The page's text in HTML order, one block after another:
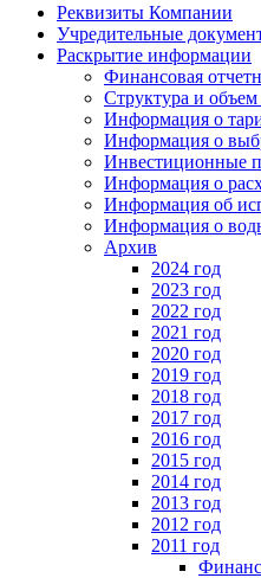
Реквизиты Компании
Учредительные
Раскрытие информации
Финансовая
Структура и объем
Информация о
Информация о
Инвестиционные
Информация о
Информация об
Информация о
Архив
2024 год
2023 год
2022 год
2021 год
2020 год
2019 год
2018 год
2017 год
2016 год
2015 год
2014 год
2013 год
2012 год
2011 год